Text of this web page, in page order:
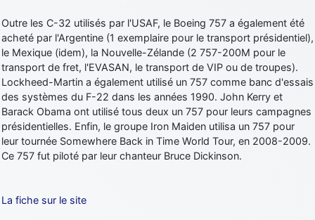
Outre les C-32 utilisés par l'USAF, le Boeing 757 a également été
acheté par l'Argentine (1 exemplaire pour le transport présidentiel),
le Mexique (idem), la Nouvelle-Zélande (2 757-200M pour le
transport de fret, l'EVASAN, le transport de VIP ou de troupes).
Lockheed-Martin a également utilisé un 757 comme banc d'essais
des systèmes du F-22 dans les années 1990. John Kerry et
Barack Obama ont utilisé tous deux un 757 pour leurs campagnes
présidentielles. Enfin, le groupe Iron Maiden utilisa un 757 pour
leur tournée Somewhere Back in Time World Tour, en 2008-2009.
Ce 757 fut piloté par leur chanteur Bruce Dickinson.
La fiche sur le site